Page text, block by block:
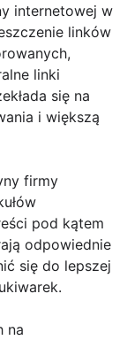
internetowej w
linków
linki
się na
i większą
firmy
pod kątem
odpowiednie
się do lepszej
na